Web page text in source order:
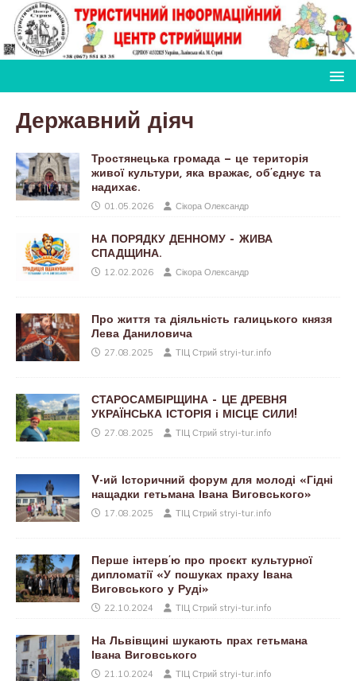
Державний діяч
Тростянецька громада — це територія
живої культури, яка вражає, об’єднує та
надихає.
01.05.2026 Сікора Олександр
НА ПОРЯДКУ ДЕННОМУ – ЖИВА
СПАДЩИНА.
12.02.2026 Сікора Олександр
Про життя та діяльність галицького князя
Лева Даниловича
27.08.2025 ТІЦ Стрий stryi-tur.info
СТАРОСАМБІРЩИНА – ЦЕ ДРЕВНЯ
УКРАЇНСЬКА ІСТОРІЯ і МІСЦЕ СИЛИ!
27.08.2025 ТІЦ Стрий stryi-tur.info
V-ий Історичний форум для молоді «Гідні
нащадки гетьмана Івана Виговського»
17.08.2025 ТІЦ Стрий stryi-tur.info
Перше інтерв’ю про проєкт культурної
дипломатії «У пошуках праху Івана
Виговського у Руді»
22.10.2024 ТІЦ Стрий stryi-tur.info
На Львівщині шукають прах гетьмана
Івана Виговського
21.10.2024 ТІЦ Стрий stryi-tur.info